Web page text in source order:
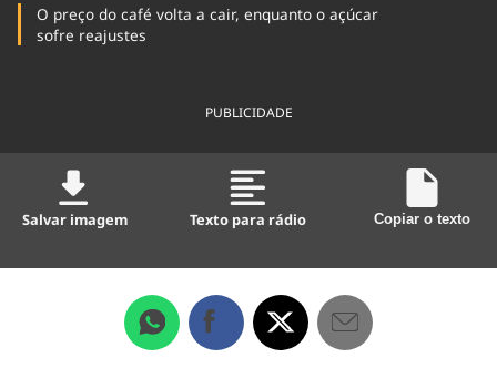
O preço do café volta a cair, enquanto o açúcar
sofre reajustes
PUBLICIDADE
Salvar imagem Texto para rádio Copiar o texto